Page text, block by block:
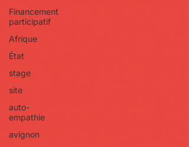
Financement
participatif
Afrique
État
stage
site
auto-
empathie
avignon